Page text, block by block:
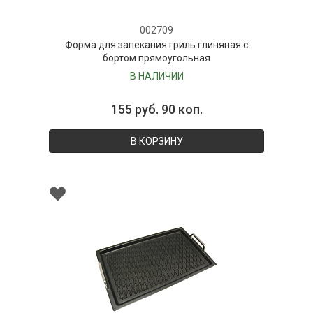
002709
Форма для запекания гриль глиняная с
бортом прямоугольная
В НАЛИЧИИ
155 руб. 90 коп.
В КОРЗИНУ